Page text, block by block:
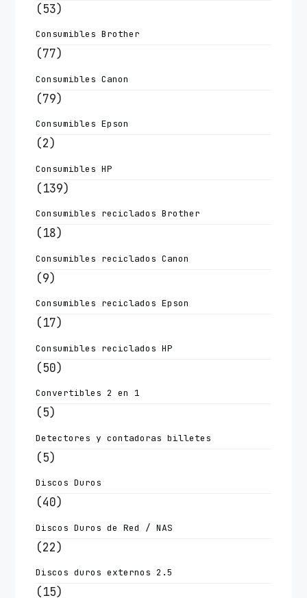
(53)
Consumibles Brother
(77)
Consumibles Canon
(79)
Consumibles Epson
(2)
Consumibles HP
(139)
Consumibles reciclados Brother
(18)
Consumibles reciclados Canon
(9)
Consumibles reciclados Epson
(17)
Consumibles reciclados HP
(50)
Convertibles 2 en 1
(5)
Detectores y contadoras billetes
(5)
Discos Duros
(40)
Discos Duros de Red / NAS
(22)
Discos duros externos 2.5
(15)